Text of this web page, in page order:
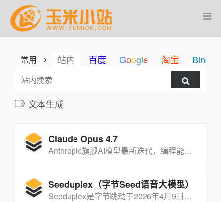
常用 站内 百度 Google 淘宝 Bing
文本生成
Claude Opus 4.7
Anthropic旗舰AI模型最新迭代，编程能力超越GPT-5.4和Gemini 3.1 Pro，核心突破在于「更靠谱」而非「更聪明」，任务可靠性和答案准确性大幅提升。
Seeduplex（字节Seed语音大模型）
Seeduplex是字节跳动于2026年4月9日发布的全双工语音大模型。采用"边听边说"架构，突破传统半双工交互模式，实现听与说同步处理。已在豆包App全量上线，成为业内首个规模化部署的全双工语音大模型。